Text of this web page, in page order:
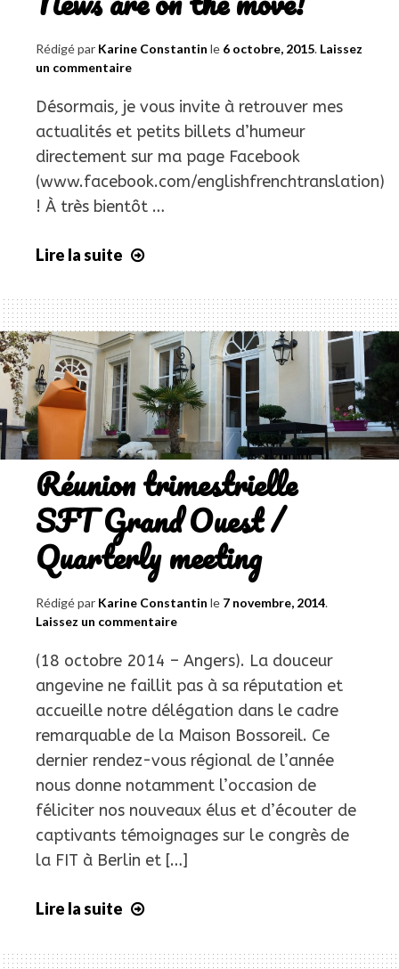
Rédigé par Karine Constantin le 6 octobre, 2015. Laissez
un commentaire
Désormais, je vous invite à retrouver mes
actualités et petits billets d’humeur
directement sur ma page Facebook
(www.facebook.com/englishfrenchtranslation)
! À très bientôt …
Lire la suite
déménagent
!
News
are
on
the
move!
Réunion trimestrielle
SFT Grand Ouest /
Quarterly meeting
Rédigé par Karine Constantin le 7 novembre, 2014.
Laissez un commentaire
(18 octobre 2014 – Angers). La douceur
angevine ne faillit pas à sa réputation et
accueille notre délégation dans le cadre
remarquable de la Maison Bossoreil. Ce
dernier rendez-vous régional de l’année
nous donne notamment l’occasion de
féliciter nos nouveaux élus et d’écouter de
captivants témoignages sur le congrès de
la FIT à Berlin et […]
Lire la suite
SFT